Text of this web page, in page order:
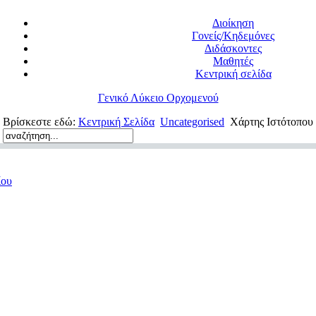
Διοίκηση
Γονείς/Κηδεμόνες
Διδάσκοντες
Μαθητές
Κεντρική σελίδα
Γενικό Λύκειο Ορχομενού
Βρίσκεστε εδώ: Κεντρική Σελίδα Uncategorised Χάρτης Ιστότοπου